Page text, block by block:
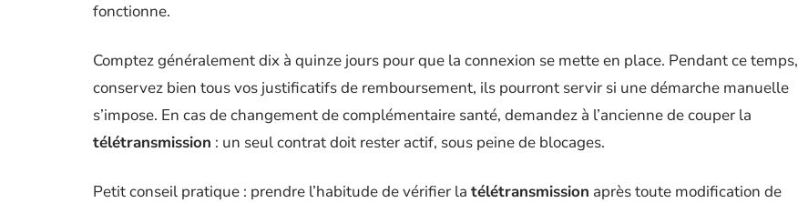
fonctionne.
Comptez généralement dix à quinze jours pour que la connexion se mette en place. Pendant ce temps,
conservez bien tous vos justificatifs de remboursement, ils pourront servir si une démarche manuelle
s’impose. En cas de changement de complémentaire santé, demandez à l’ancienne de couper la
télétransmission : un seul contrat doit rester actif, sous peine de blocages.
Petit conseil pratique : prendre l’habitude de vérifier la télétransmission après toute modification de